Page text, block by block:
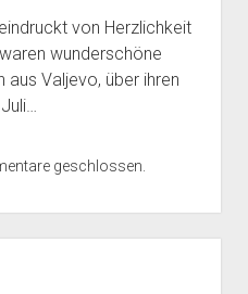
von Herzlichkeit
wunderschöne
aus Valjevo, über ihren
geschlossen.